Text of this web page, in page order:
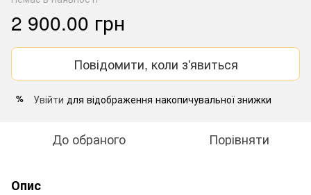
2 900.00 грн
Повідомити, коли з'явиться
% Увійти для відображення накопичувальної знижки
До обраного Порівняти
Опис